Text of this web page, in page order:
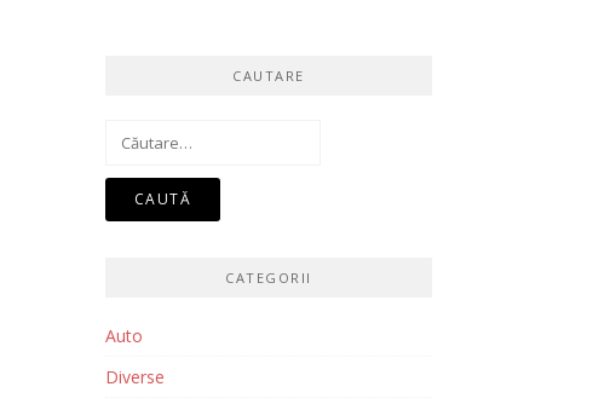
CAUTARE
Caută
CATEGORII
Auto
Diverse